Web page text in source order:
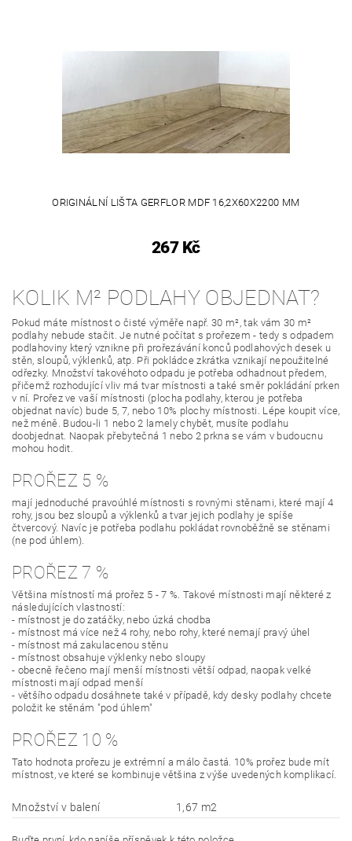
ORIGINÁLNÍ LIŠTA GERFLOR MDF 16,2X60X2200 MM
267 Kč
KOLIK M² PODLAHY OBJEDNAT?
Pokud máte místnost o čisté výměře např. 30 m², tak vám 30 m²
podlahy nebude stačit. Je nutné počítat s prořezem - tedy s odpadem
podlahoviny který vznikne při prořezávání konců podlahových desek u
stěn, sloupů, výklenků, atp. Při pokládce zkrátka vznikají nepoužitelné
odřezky. Množství takovéhoto odpadu je potřeba odhadnout předem,
přičemž rozhodující vliv má tvar místnosti a také směr pokládání prken
v ní. Prořez ve vaší místnosti (plocha podlahy, kterou je potřeba
objednat navíc) bude 5, 7, nebo 10% plochy místnosti. Lépe koupit více,
než méně. Budou-li 1 nebo 2 lamely chybět, musíte podlahu
doobjednat. Naopak přebytečná 1 nebo 2 prkna se vám v budoucnu
mohou hodit.
PROŘEZ 5 %
mají jednoduché pravoúhlé místnosti s rovnými stěnami, které mají 4
rohy, jsou bez sloupů a výklenků a tvar jejich podlahy je spíše
čtvercový. Navíc je potřeba podlahu pokládat rovnoběžně se stěnami
(ne pod úhlem).
PROŘEZ 7 %
Většina místností má prořez 5 - 7 %. Takové místnosti mají některé z
následujících vlastností:
- místnost je do zatáčky, nebo úzká chodba
- místnost má více než 4 rohy, nebo rohy, které nemají pravý úhel
- místnost má zakulacenou stěnu
- místnost obsahuje výklenky nebo sloupy
- obecně řečeno mají menší místnosti větší odpad, naopak velké
místnosti mají odpad menší
- většího odpadu dosáhnete také v případě, kdy desky podlahy chcete
položit ke stěnám "pod úhlem"
PROŘEZ 10 %
Tato hodnota prořezu je extrémní a málo častá. 10% prořez bude mít
místnost, ve které se kombinuje většina z výše uvedených komplikací.
Množství v balení 1,67 m2